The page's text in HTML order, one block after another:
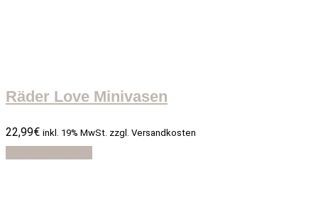
Räder Love Minivasen
22,99€ inkl. 19% MwSt. zzgl. Versandkosten